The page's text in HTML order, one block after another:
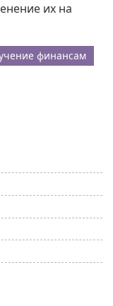
их на
финансам